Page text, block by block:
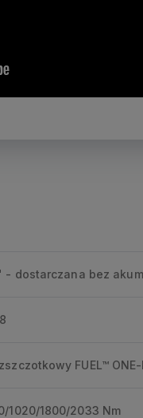
- dostarczana bez
FUEL™ ONE-
1020/1800/2033 Nm